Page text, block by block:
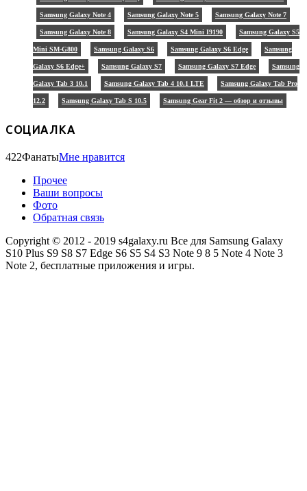
Samsung Galaxy Note 4 Samsung Galaxy Note 5 Samsung Galaxy Note 7
Samsung Galaxy Note 8 Samsung Galaxy S4 Mini I9190 Samsung Galaxy S5
Mini SM-G800 Samsung Galaxy S6 Samsung Galaxy S6 Edge Samsung
Galaxy S6 Edge+ Samsung Galaxy S7 Samsung Galaxy S7 Edge Samsung
Galaxy Tab 3 10.1 Samsung Galaxy Tab 4 10.1 LTE Samsung Galaxy Tab Pro
12.2 Samsung Galaxy Tab S 10.5 Samsung Gear Fit 2 — обзор и отзывы
СОЦИАЛКА
422ФанатыМне нравится
Прочее
Ваши вопросы
Фото
Обратная связь
Copyright © 2012 - 2019 s4galaxy.ru Все для Samsung Galaxy
S10 Plus S9 S8 S7 Edge S6 S5 S4 S3 Note 9 8 5 Note 4 Note 3
Note 2, бесплатные приложения и игры.